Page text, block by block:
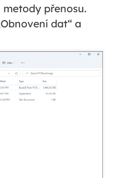
přenosu.
dat“ a